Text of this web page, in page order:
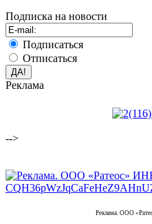
Подписка на новости
Подписаться
Отписаться
Реклама
-->
Реклама. ООО